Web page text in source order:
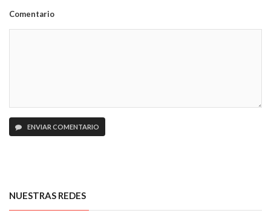
Comentario
ENVIAR COMENTARIO
NUESTRAS REDES